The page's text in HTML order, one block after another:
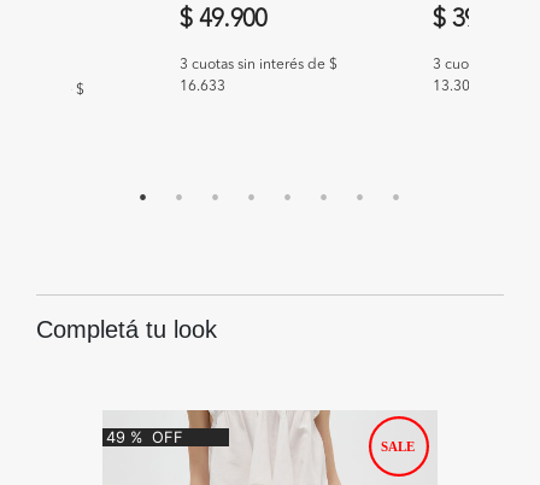
interés de $
$ 49.900
3 cuotas sin interés de $
16.633
$ 39.900
3 cuotas sin
13.300
Completá tu look
49 % OFF